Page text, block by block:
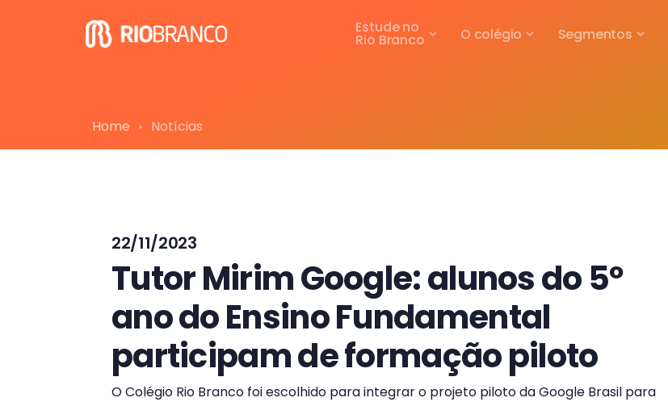
Estude no
Rio Branco O colégio Segmentos
Home Notícias
22/11/2023
Tutor Mirim Google: alunos do 5º
ano do Ensino Fundamental
participam de formação piloto
O Colégio Rio Branco foi escolhido para integrar o projeto piloto da Google Brasil para